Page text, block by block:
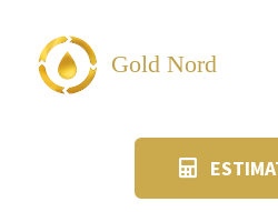
contenu
Gold Nord